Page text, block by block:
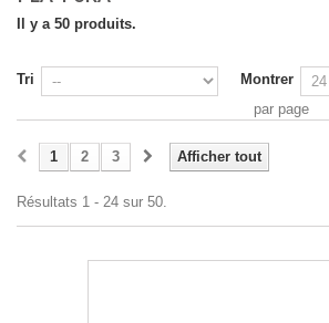
Il y a 50 produits.
Tri
Montrer
par page
Afficher tout
1 2 3
Résultats 1 - 24 sur 50.